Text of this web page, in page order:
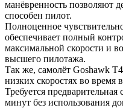
манёвренность позволяют
способен пилот.
Полноценное
обеспечивает полный
максимальной скорости и
высшего пилотажа.
Так же, самолёт Goshawk
низких скоростях во время
Требуется предварительная
минут без использования